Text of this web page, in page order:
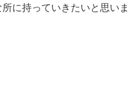
に持っていきたいと思いま